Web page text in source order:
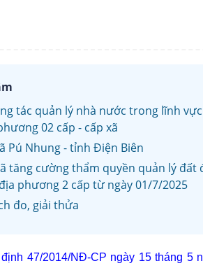
tác quản lý nhà nước trong lĩnh
02 cấp - cấp xã
Pú Nhung - tỉnh Điện Biên
tăng cường thẩm quyền quản lý đất
phương 2 cấp từ ngày 01/7/2025
đo, giải thửa
47/2014/NĐ-CP ngày 15 tháng 5